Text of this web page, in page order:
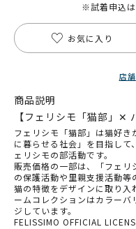
※試着申込は
お気に入り
店
商品説明
【フェリシモ「猫部」✕
フェリシモ「猫部」は猫好
に暮らせる社会」を目指し
ェリシモの部活動です。
販売価格の一部は、「フェ
の保護活動や里親支援活動等
猫の特徴をデザインに取り入
ームコレクションはカラー
ジしています。
FELISSIMO OFFICIAL